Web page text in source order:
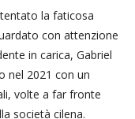
la faticosa
con attenzione
in carica, Gabriel
nel 2021 con un
volte a far fronte
società cilena.